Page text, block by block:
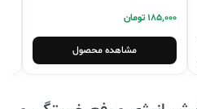
185,000 تومان
مشاهده محصول